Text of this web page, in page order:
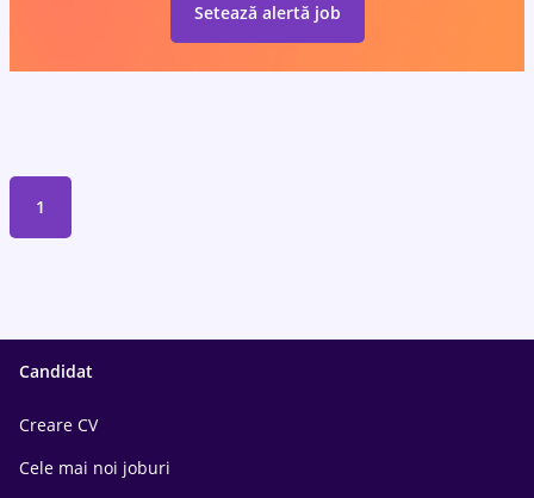
Setează alertă job
1
Candidat
Creare CV
Cele mai noi joburi